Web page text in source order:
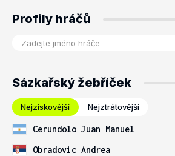
Profily hráčů
Sázkařský žebříček
Nejziskovější Nejztrátovější
Cerundolo Juan Manuel
Obradovic Andrea